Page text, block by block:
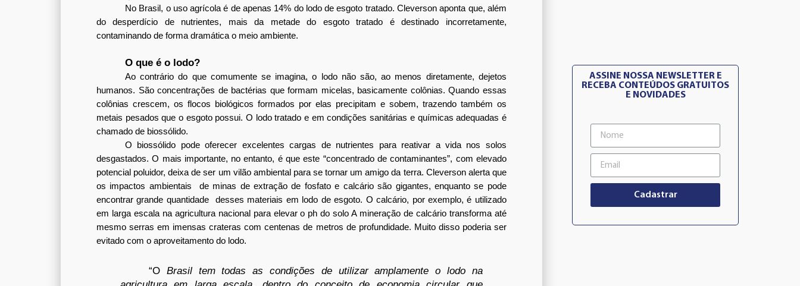
No Brasil, o uso agrícola é de apenas 14% do lodo de esgoto tratado. Cleverson aponta que, além
do desperdício de nutrientes, mais da metade do esgoto tratado é destinado incorretamente,
contaminando de forma dramática o meio ambiente.
O que é o lodo?
Ao contrário do que comumente se imagina, o lodo não são, ao menos diretamente, dejetos
humanos. São concentrações de bactérias que formam micelas, basicamente colônias. Quando essas
colônias crescem, os flocos biológicos formados por elas precipitam e sobem, trazendo também os
metais pesados que o esgoto possui. O lodo tratado e em condições sanitárias e químicas adequadas é
chamado de biossólido.
O biossólido pode oferecer excelentes cargas de nutrientes para reativar a vida nos solos
desgastados. O mais importante, no entanto, é que este “concentrado de contaminantes”, com elevado
potencial poluidor, deixa de ser um vilão ambiental para se tornar um amigo da terra. Cleverson alerta que
os impactos ambientais  de minas de extração de fosfato e calcário são gigantes, enquanto se pode
encontrar grande quantidade  desses materiais em lodo de esgoto. O calcário, por exemplo, é utilizado
em larga escala na agricultura nacional para elevar o ph do solo A mineração de calcário transforma até
mesmo serras em imensas crateras com centenas de metros de profundidade. Muito disso poderia ser
evitado com o aproveitamento do lodo.
“O Brasil tem todas as condições de utilizar amplamente o lodo na
ASSINE NOSSA NEWSLETTER E
RECEBA CONTEÚDOS GRATUITOS
E NOVIDADES
Cadastrar